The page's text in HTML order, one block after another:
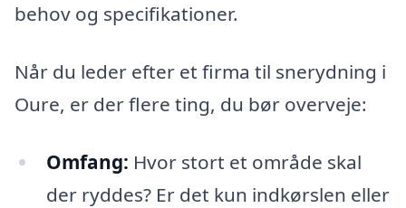
behov og specifikationer.
Når du leder efter et firma til snerydning i
Oure, er der flere ting, du bør overveje:
Omfang: Hvor stort et område skal
der ryddes? Er det kun indkørslen eller